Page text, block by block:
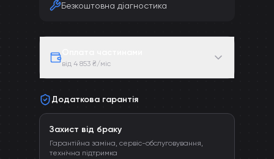
Безкоштовна діагностика
від 4 853 ₴/міс
Додаткова гарантія
Захист від браку
Гарантійна заміна, сервіс-обслуговування,
технічна підтримка